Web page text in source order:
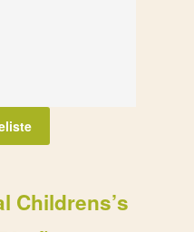
Childrens’s